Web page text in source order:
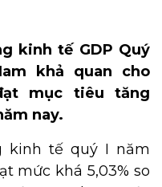
kinh tế GDP Quý
khả quan cho
mục tiêu tăng
nay.
kinh tế quý I năm
mức khá 5,03% so